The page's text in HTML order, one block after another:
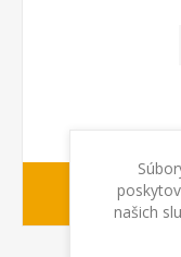
našich